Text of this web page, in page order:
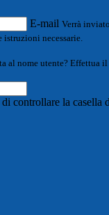
E-mail Verrà
necessarie.
al nome utente? Effettua il
controllare la casella